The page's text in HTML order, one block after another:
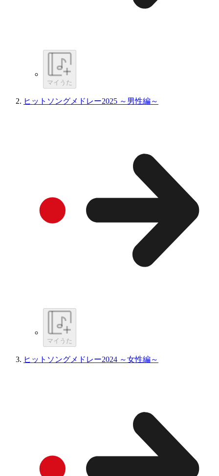
マイうた
ヒットソングメドレー2025 ～男性編～
マイうた
ヒットソングメドレー2024 ～女性編～